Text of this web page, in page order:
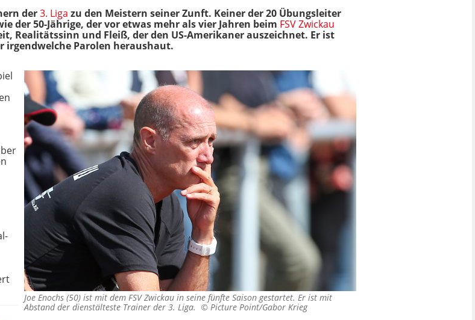
der3. Liga zu den Meistern seiner Zunft. Keiner der 20 Übungsleiter
der 50-Jährige, der vor etwas mehr als vier Jahren beim FSV Zwickau
Realitätssinn und Fleiß, der den US-Amerikaner auszeichnet. Er ist
irgendwelche Parolen heraushaut.
Joe Enochs (50) ist mit dem FSV Zwickau in seine fünfte Saison gestartet. Er ist mit
Abstand der dienstälteste Trainer der 3. Liga. © Picture Point/Gabor Krieg